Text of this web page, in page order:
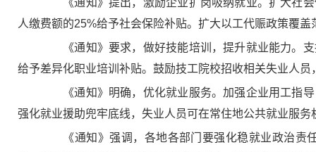
《通知》提出，激励企业扩岗吸纳就业。扩大社会
人缴费额的25%给予社会保险补贴。扩大以工代赈政策覆
《通知》要求，做好技能培训，提升就业能力。支
给予差异化职业培训补贴。鼓励技工院校招收相关失业人
《通知》明确，优化就业服务。加强企业用工指导
强化就业援助兜牢底线，失业人员可在常住地公共就业服
《通知》强调，各地各部门要强化稳就业政治责任